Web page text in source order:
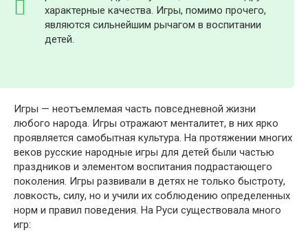
характерные качества. Игры, помимо прочего,
являются сильнейшим рычагом в воспитании
детей.
Игры — неотъемлемая часть повседневной жизни
любого народа. Игры отражают менталитет, в них ярко
проявляется самобытная культура. На протяжении многих
веков русские народные игры для детей были частью
праздников и элементом воспитания подрастающего
поколения. Игры развивали в детях не только быстроту,
ловкость, силу, но и учили их соблюдению определенных
норм и правил поведения. На Руси существовала много
игр: